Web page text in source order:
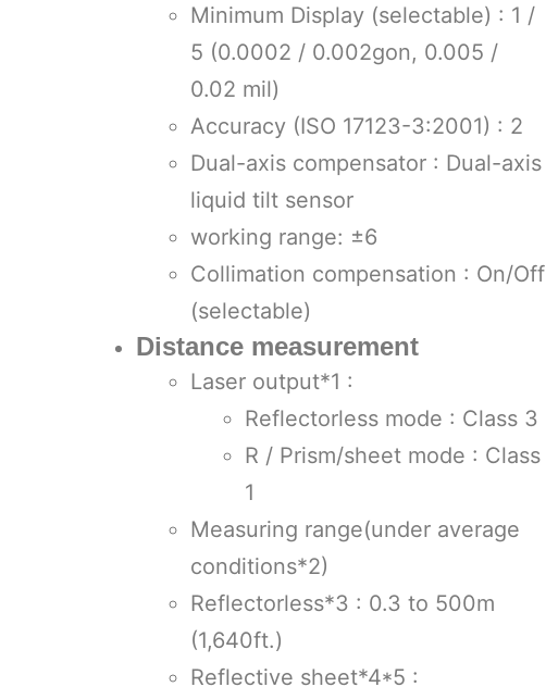
Minimum Display (selectable) : 1 /
5 (0.0002 / 0.002gon, 0.005 /
0.02 mil)
Accuracy (ISO 17123-3:2001) : 2
Dual-axis compensator : Dual-axis
liquid tilt sensor
working range: ±6
Collimation compensation : On/Off
(selectable)
Distance measurement
Laser output*1 :
Reflectorless mode : Class 3
R / Prism/sheet mode : Class
1
Measuring range(under average
conditions*2)
Reflectorless*3 : 0.3 to 500m
(1,640ft.)
Reflective sheet*4*5 :